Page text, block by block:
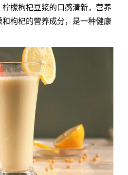
檬枸杞豆浆的口感清新，营养
枸杞的营养成分，是一种健康